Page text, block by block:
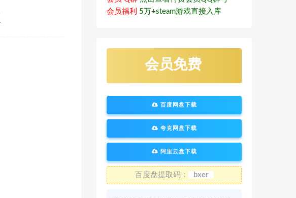
会员福利 5万+steam游戏直接入库
会员免费
百度网盘下载
夸克网盘下载
阿里云盘下载
百度盘提取码： bxer